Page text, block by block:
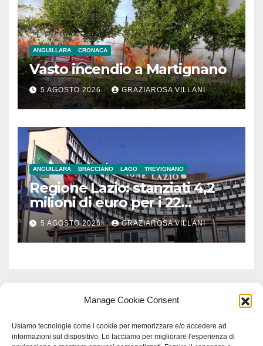
Manage Cookie Consent
Usiamo tecnologie come i cookie per memorizzare e/o accedere ad
informazioni sul dispositivo. Lo facciamo per migliorare l'esperienza di
ANGUILLARA CRONACA
Vasto incendio a Martignano
5 AGOSTO 2026 GRAZIAROSA VILLANI
ANGUILLARA BRACCIANO LAGO TREVIGNANO
Regione Lazio: stanziati 4,2
milioni di euro per i 22
Comuni dell’Etruria
Meridionale
5 AGOSTO 2026 GRAZIAROSA VILLANI